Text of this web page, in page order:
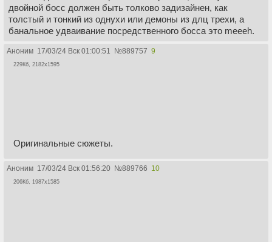
двойной босс должен быть толково задизайнен, как
толстый и тонкий из однухи или демоны из длц трехи, а
банальное удваивание посредственного босса это meeeh.
Аноним 17/03/24 Вск 01:00:51 №889757 9
229Кб, 2182x1595
Оригинальные сюжеты.
Аноним 17/03/24 Вск 01:56:20 №889766 10
206Кб, 1987x1585